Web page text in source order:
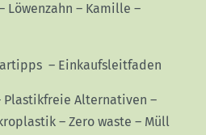
Löwenzahn – Kamille –
– Einkaufsleitfaden
Plastikfreie Alternativen –
– Zero waste – Müll